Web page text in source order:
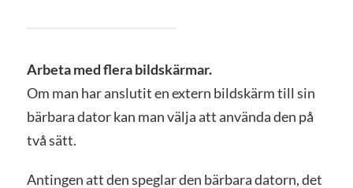
Arbeta med flera bildskärmar.
Om man har anslutit en extern bildskärm till sin
bärbara dator kan man välja att använda den på
två sätt.
Antingen att den speglar den bärbara datorn, det